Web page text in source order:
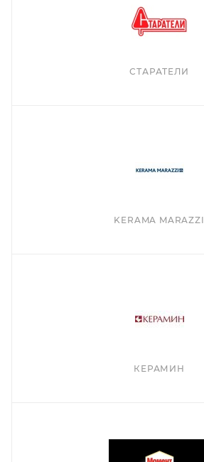
СТАРАТЕЛИ
KERAMA MARAZZI
КЕРАМИН